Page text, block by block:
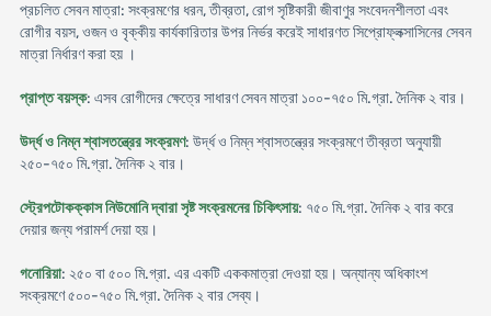
প্রচলিত সেবন মাত্রা: সংক্রমণের ধরন, তীব্রতা, রোগ সৃষ্টিকারী জীবাণুর সংবেদনশীলতা এবং
রোগীর বয়স, ওজন ও বৃক্কীয় কার্যকারিতার উপর নির্ভর করেই সাধারণত সিপ্রোফ্লক্সাসিনের সেবন
মাত্রা নির্ধারণ করা হয় ।
প্রাপ্ত বয়স্ক: এসব রোগীদের ক্ষেত্রে সাধারণ সেবন মাত্রা ১০০-৭৫০ মি.গ্রা. দৈনিক ২ বার।
উর্দ্ধ ও নিম্ন শ্বাসতন্ত্রের সংক্রমণ: উর্দ্ধ ও নিম্ন শ্বাসতন্ত্রের সংক্রমণে তীব্রতা অনুযায়ী
২৫০-৭৫০ মি.গ্রা. দৈনিক ২ বার।
স্ট্রেপটোকক্কাস নিউমোনি দ্বারা সৃষ্ট সংক্রমনের চিকিৎসায়: ৭৫০ মি.গ্রা. দৈনিক ২ বার করে
দেয়ার জন্য পরামর্শ দেয়া হয়।
গনোরিয়া: ২৫০ বা ৫০০ মি.গ্রা. এর একটি এককমাত্রা দেওয়া হয়। অন্যান্য অধিকাংশ
সংক্রমণে ৫০০-৭৫০ মি.গ্রা. দৈনিক ২ বার সেব্য।